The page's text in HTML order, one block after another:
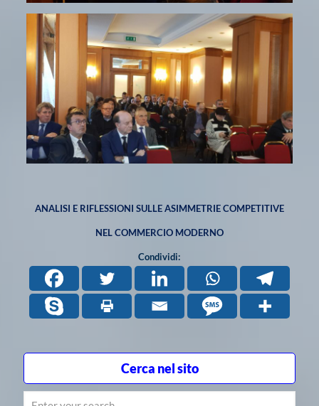
ANALISI E RIFLESSIONI SULLE ASIMMETRIE COMPETITIVE
NEL COMMERCIO MODERNO
Condividi:
Cerca nel sito